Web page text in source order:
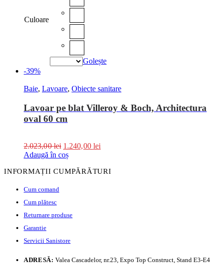
Culoare
Golește
-39%
Baie, Lavoare, Obiecte sanitare
Lavoar pe blat Villeroy & Boch, Architectura
oval 60 cm
2.023,00lei 1.240,00 lei
Adaugă în coș
INFORMAȚII CUMPĂRĂTURI
Cum comand
Cum plătesc
Returnare produse
Garantie
Servicii Sanistore
ADRESĂ: Valea Cascadelor, nr.23, Expo Top Construct, Stand E3-E4